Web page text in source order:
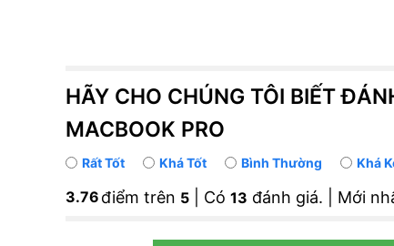
HÃY CHO CHÚNG TÔI BIẾT
MACBOOK PRO
Rất Tốt Khá Tốt Bình Thường Khá
3.7692307692308
điểm trên 5 | Có 13 đánh giá. | Mới